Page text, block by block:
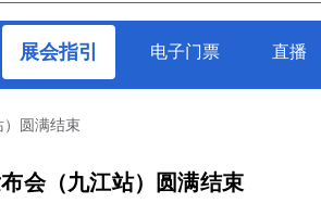
展会指引 电子门票 直播
圆满结束
会（九江站）圆满结束